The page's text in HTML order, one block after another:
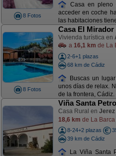
8 Fotos
Casa en pleno
acceder en coche
las habitaciones
8 Fotos
Casa El Mirador
Vivienda turística en
a 16,1 km de La
2-6+1 plazas
68 km de Cádiz
Buscas un
unos días de relax.
de la frontera, Cádiz.
Viña Santa
Casa Rural en Jerez
18,6 km de La
8-24+2 plazas
39 km de Cádiz
La Viña Santa